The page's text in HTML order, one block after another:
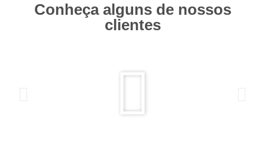
Conheça alguns de nossos
clientes